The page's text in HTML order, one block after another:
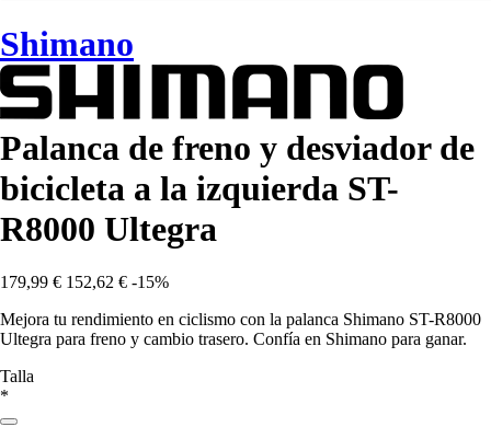
Shimano
Palanca de freno y desviador de
bicicleta a la izquierda ST-
R8000 Ultegra
179,99 € 152,62 € -15%
Mejora tu rendimiento en ciclismo con la palanca Shimano ST-R8000
Ultegra para freno y cambio trasero. Confía en Shimano para ganar.
Talla
*